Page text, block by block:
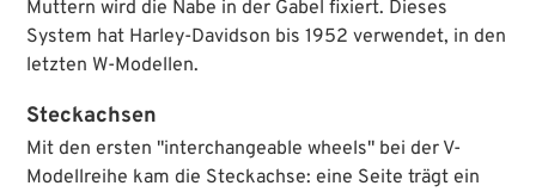
Muttern wird die Nabe in der Gabel fixiert. Dieses
System hat Harley-Davidson bis 1952 verwendet, in den
letzten W-Modellen.
Steckachsen
Mit den ersten "interchangeable wheels" bei der V-
Modellreihe kam die Steckachse: eine Seite trägt ein